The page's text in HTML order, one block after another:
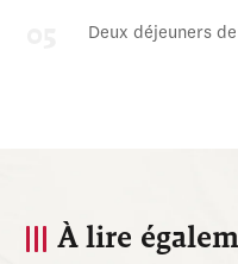
Deux déjeuners
À lire